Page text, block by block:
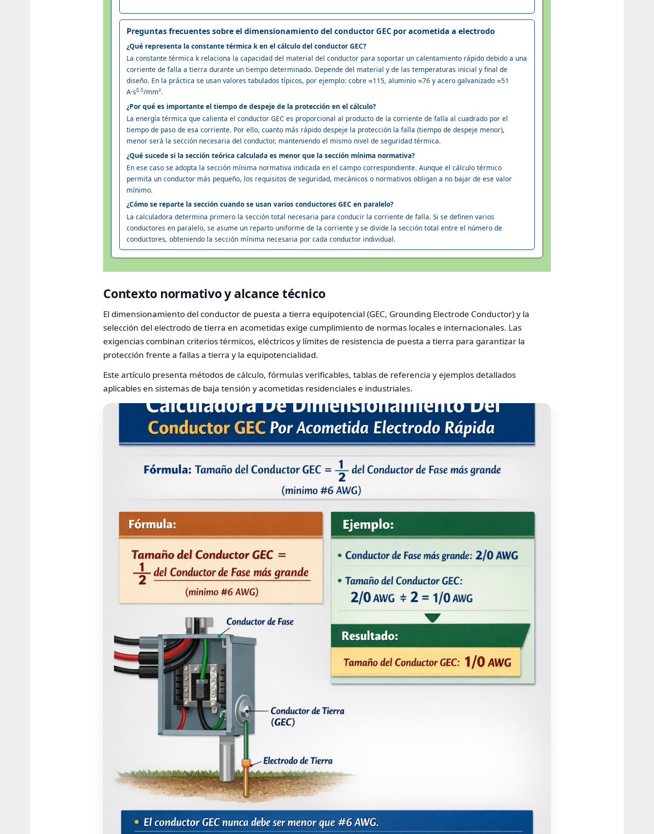
Preguntas frecuentes sobre el dimensionamiento del conductor GEC por acometida a electrodo
¿Qué representa la constante térmica k en el cálculo del conductor GEC?
La constante térmica k relaciona la capacidad del material del conductor para soportar un calentamiento rápido debido a una
corriente de falla a tierra durante un tiempo determinado. Depende del material y de las temperaturas inicial y final de
diseño. En la práctica se usan valores tabulados típicos, por ejemplo: cobre ≈115, aluminio ≈76 y acero galvanizado ≈51
A·s0.5/mm².
¿Por qué es importante el tiempo de despeje de la protección en el cálculo?
La energía térmica que calienta el conductor GEC es proporcional al producto de la corriente de falla al cuadrado por el
tiempo de paso de esa corriente. Por ello, cuanto más rápido despeje la protección la falla (tiempo de despeje menor),
menor será la sección necesaria del conductor, manteniendo el mismo nivel de seguridad térmica.
¿Qué sucede si la sección teórica calculada es menor que la sección mínima normativa?
En ese caso se adopta la sección mínima normativa indicada en el campo correspondiente. Aunque el cálculo térmico
permita un conductor más pequeño, los requisitos de seguridad, mecánicos o normativos obligan a no bajar de ese valor
mínimo.
¿Cómo se reparte la sección cuando se usan varios conductores GEC en paralelo?
La calculadora determina primero la sección total necesaria para conducir la corriente de falla. Si se definen varios
conductores en paralelo, se asume un reparto uniforme de la corriente y se divide la sección total entre el número de
conductores, obteniendo la sección mínima necesaria por cada conductor individual.
Contexto normativo y alcance técnico
El dimensionamiento del conductor de puesta a tierra equipotencial (GEC, Grounding Electrode Conductor) y la
selección del electrodo de tierra en acometidas exige cumplimiento de normas locales e internacionales. Las
exigencias combinan criterios térmicos, eléctricos y límites de resistencia de puesta a tierra para garantizar la
protección frente a fallas a tierra y la equipotencialidad.
Este artículo presenta métodos de cálculo, fórmulas verificables, tablas de referencia y ejemplos detallados
aplicables en sistemas de baja tensión y acometidas residenciales e industriales.